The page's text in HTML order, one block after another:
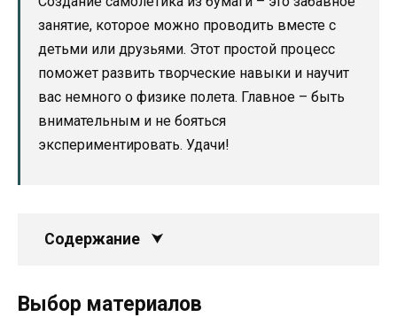
занятие, которое можно проводить вместе с
детьми или друзьями. Этот простой процесс
поможет развить творческие навыки и научит
вас немного о физике полета. Главное – быть
внимательным и не бояться
экспериментировать. Удачи!
Содержание
Выбор материалов